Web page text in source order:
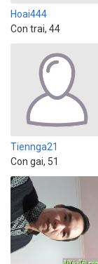
Hoai444
Con trai, 44
Tiennga21
Con gai, 51